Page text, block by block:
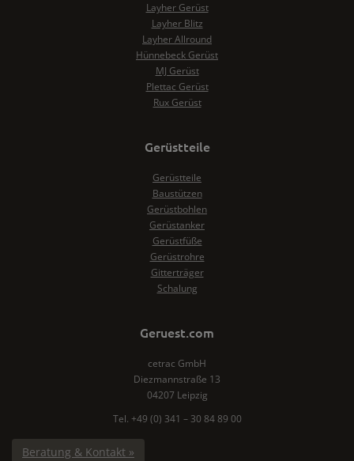
Layher Gerüst
Layher Blitz
Layher Allround
Hünnebeck Gerüst
MJ Gerüst
Plettac Gerüst
Rux Gerüst
Gerüstteile
Gerüstteile
Baustützen
Gerüstbohlen
Gerüstanker
Gerüstfüße
Gerüstrohre
Gitterträger
Schalung
Geruest.com
cetrac GmbH
Diezmannstraße 13
04207 Leipzig
Tel. +49 (0) 341 – 30 84 89 00
Beratung & Kontakt »